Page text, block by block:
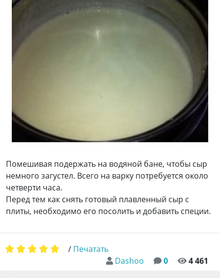
Помешивая подержать на водяной бане, чтобы сыр
немного загустел. Всего на варку потребуется около
четверти часа.
Перед тем как снять готовый плавленный сыр с
плиты, необходимо его посолить и добавить специи.
Dashoo 0 4 461
/ Печатать